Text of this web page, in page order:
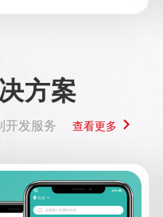
方案
开发服务 查看更多